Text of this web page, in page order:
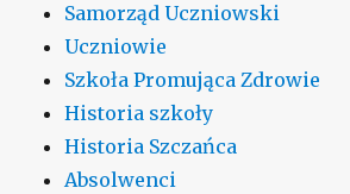
Samorząd Uczniowski
Uczniowie
Szkoła Promująca Zdrowie
Historia szkoły
Historia Szczańca
Absolwenci